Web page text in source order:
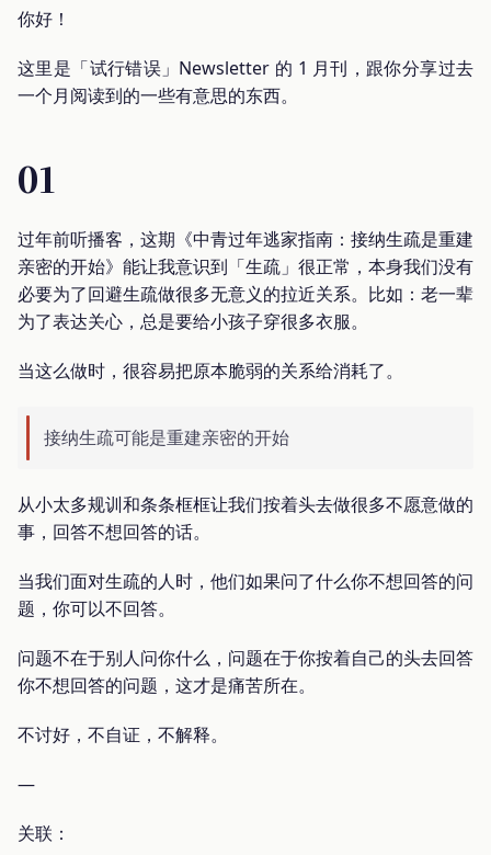
你好！
这里是「试行错误」Newsletter 的 1 月刊，跟你分享过去
一个月阅读到的一些有意思的东西。
01
过年前听播客，这期《中青过年逃家指南：接纳生疏是重建
亲密的开始》能让我意识到「生疏」很正常，本身我们没有
必要为了回避生疏做很多无意义的拉近关系。比如：老一辈
为了表达关心，总是要给小孩子穿很多衣服。
当这么做时，很容易把原本脆弱的关系给消耗了。
接纳生疏可能是重建亲密的开始
从小太多规训和条条框框让我们按着头去做很多不愿意做的
事，回答不想回答的话。
当我们面对生疏的人时，他们如果问了什么你不想回答的问
题，你可以不回答。
问题不在于别人问你什么，问题在于你按着自己的头去回答
你不想回答的问题，这才是痛苦所在。
不讨好，不自证，不解释。
—
关联：